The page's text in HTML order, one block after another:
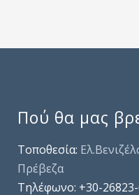
Πού θα μας
Τοποθεσία:
Πρέβεζα
Τηλέφωνo: +30-